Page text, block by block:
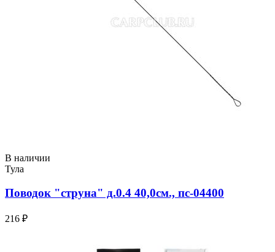
В наличии
Тула
Поводок "струна" д.0.4 40,0см., пс-04400
216 ₽